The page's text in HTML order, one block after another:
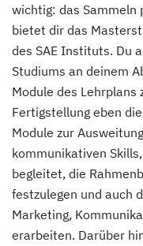
wichtig: das Sammeln
bietet dir das
des SAE Instituts. Du
Studiums an deinem
Module des Lehrplans
Fertigstellung eben
Module zur
kommunikativen
begleitet, die
festzulegen und auch
Marketing,
erarbeiten. Darüber